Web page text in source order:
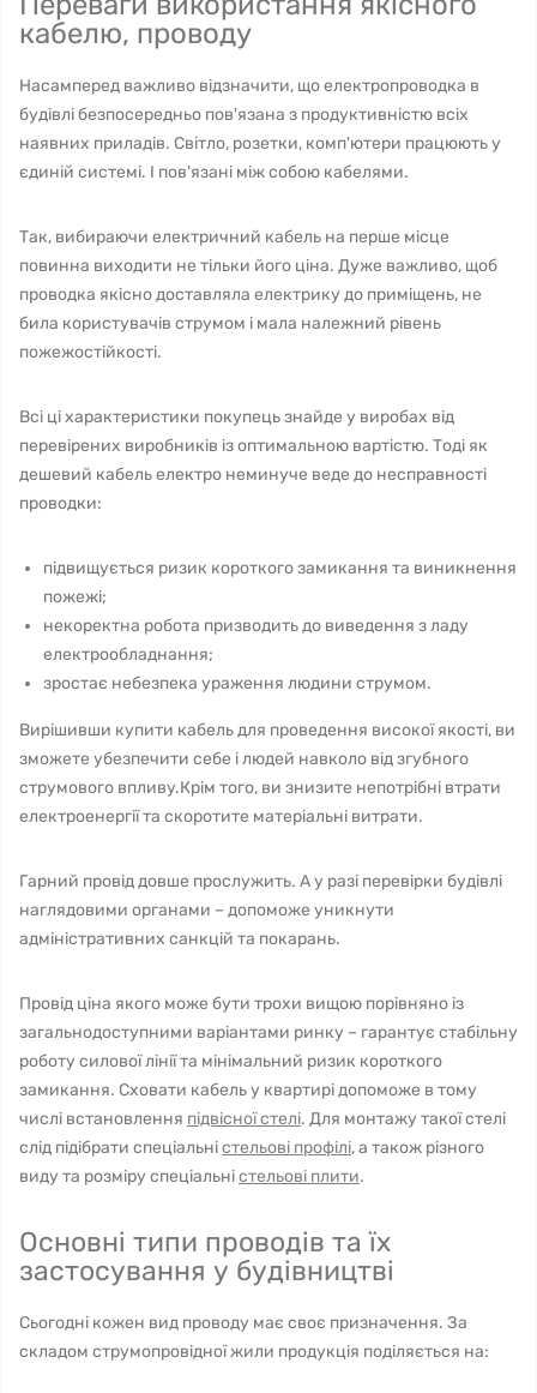
кабелю, проводу
Насамперед важливо відзначити, що електропроводка в
будівлі безпосередньо пов'язана з продуктивністю всіх
наявних приладів. Світло, розетки, комп'ютери працюють у
єдиній системі. І пов'язані між собою кабелями.
Так, вибираючи електричний кабель на перше місце
повинна виходити не тільки його ціна. Дуже важливо, щоб
проводка якісно доставляла електрику до приміщень, не
била користувачів струмом і мала належний рівень
пожежостійкості.
Всі ці характеристики покупець знайде у виробах від
перевірених виробників із оптимальною вартістю. Тоді як
дешевий кабель електро неминуче веде до несправності
проводки:
підвищується ризик короткого замикання та виникнення
пожежі;
некоректна робота призводить до виведення з ладу
електрообладнання;
зростає небезпека ураження людини струмом.
Вирішивши купити кабель для проведення високої якості, ви
зможете убезпечити себе і людей навколо від згубного
струмового впливу.Крім того, ви знизите непотрібні втрати
електроенергії та скоротите матеріальні витрати.
Гарний провід довше прослужить. А у разі перевірки будівлі
наглядовими органами – допоможе уникнути
адміністративних санкцій та покарань.
Провід ціна якого може бути трохи вищою порівняно із
загальнодоступними варіантами ринку – гарантує стабільну
роботу силової лінії та мінімальний ризик короткого
замикання. Сховати кабель у квартирі допоможе в тому
числі встановлення підвісної стелі. Для монтажу такої стелі
слід підібрати спеціальністельові профілі, а також різного
виду та розміру спеціальністельові плити.
Основні типи проводів та їх
застосування у будівництві
Сьогодні кожен вид проводу має своє призначення. За
складом струмопровідної жили продукція поділяється на: